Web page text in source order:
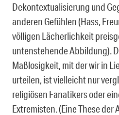
Dekontextualisierung und
anderen Gefühlen (Hass,
völligen Lächerlichkeit
untenstehende Abbildung).
Maßlosigkeit, mit der wir in
urteilen, ist vielleicht nur
religiösen Fanatikers oder
Extremisten. (Eine These der